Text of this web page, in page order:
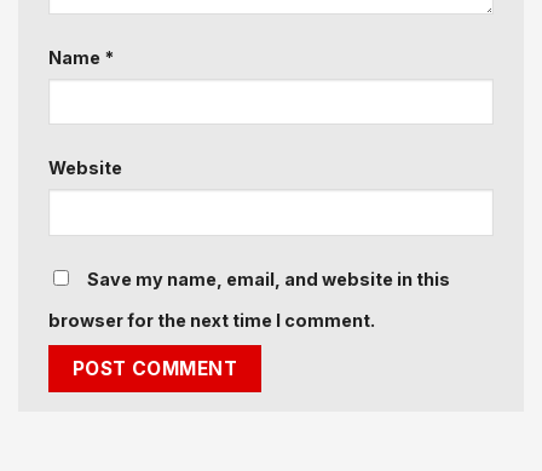
Name *
Website
Save my name, email, and website in this
browser for the next time I comment.